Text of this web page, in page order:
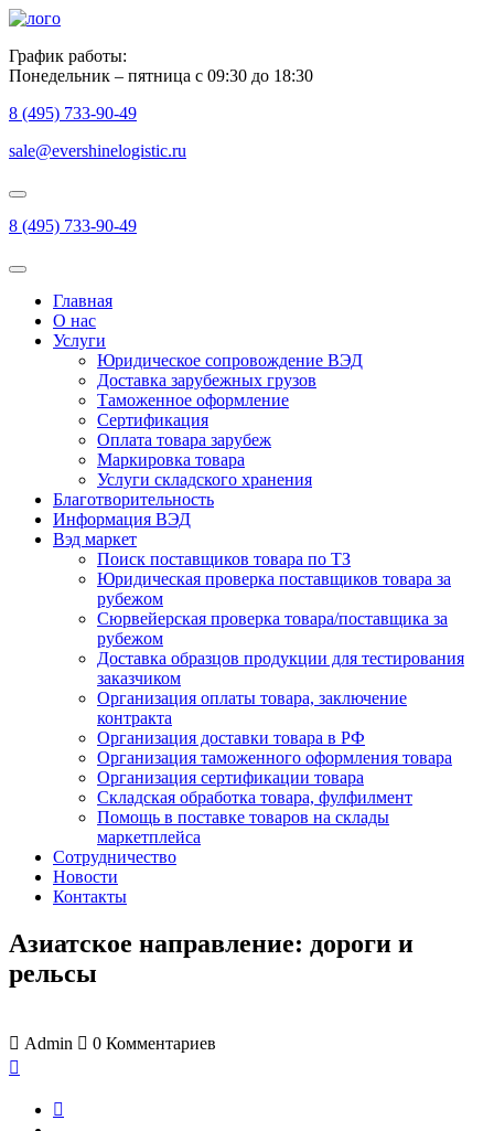
График работы:
Понедельник – пятница с 09:30 до 18:30
8 (495) 733-90-49
sale@evershinelogistic.ru
8 (495) 733-90-49
Главная
О нас
Услуги
Юридическое сопровождение ВЭД
Доставка зарубежных грузов
Таможенное оформление
Сертификация
Оплата товара зарубеж
Маркировка товара
Услуги складского хранения
Благотворительность
Информация ВЭД
Вэд маркет
Поиск поставщиков товара по ТЗ
Юридическая проверка поставщиков товара за
рубежом
Сюрвейерская проверка товара/поставщика за
рубежом
Доставка образцов продукции для тестирования
заказчиком
Организация оплаты товара, заключение
контракта
Организация доставки товара в РФ
Организация таможенного оформления товара
Организация сертификации товара
Складская обработка товара, фулфилмент
Помощь в поставке товаров на склады
маркетплейса
Сотрудничество
Новости
Контакты
Азиатское направление: дороги и
рельсы
Admin 0 Комментариев